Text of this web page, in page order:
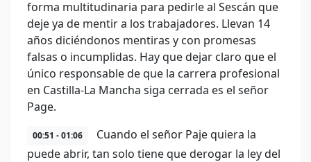
forma multitudinaria para pedirle al Sescán que
deje ya de mentir a los trabajadores. Llevan 14
años diciéndonos mentiras y con promesas
falsas o incumplidas. Hay que dejar claro que el
único responsable de que la carrera profesional
en Castilla-La Mancha siga cerrada es el señor
Page.
00:51 - 01:06
Cuando el señor Paje quiera la
puede abrir, tan solo tiene que derogar la ley del